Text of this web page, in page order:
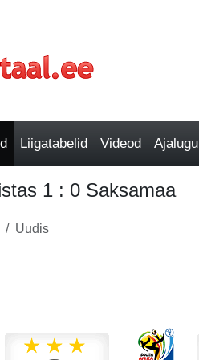
Liigatabelid Videod Ajalugu
1 : 0 Saksamaa
Uudis